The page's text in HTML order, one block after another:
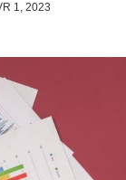
1, 2023